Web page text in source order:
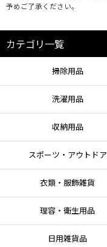
予めご了承ください。
カテゴリ一覧
掃除用品
洗濯用品
収納用品
スポーツ・アウトドア
衣類・服飾雑貨
理容・衛生用品
日用雑貨品